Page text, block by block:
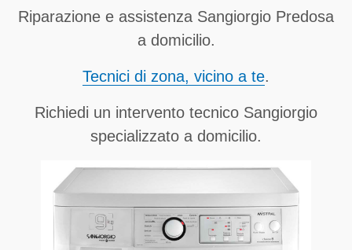
Riparazione e assistenza Sangiorgio Predosa
a domicilio.
Tecnici di zona, vicino a te.
Richiedi un intervento tecnico Sangiorgio
specializzato a domicilio.